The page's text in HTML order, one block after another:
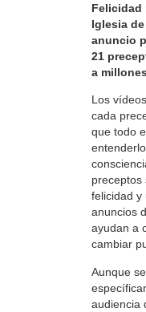
Felicidad
Iglesia
anuncio
21
a
Los
cada
que todo
preceptos
felicidad y
anuncios
ayudan a
cambiar
Aunque
audiencia